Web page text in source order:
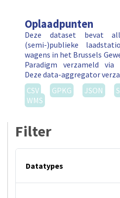
Oplaadpunten
Deze dataset bevat
(semi-)publieke
wagens in het Brussels
Paradigm verzameld via
Deze data-aggregator
CSV
GPKG JSON
WMS
Filter
Datatypes